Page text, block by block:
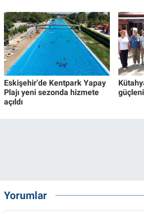
Eskişehir'de Kentpark Yapay
Plajı yeni sezonda hizmete
açıldı
Yorumlar